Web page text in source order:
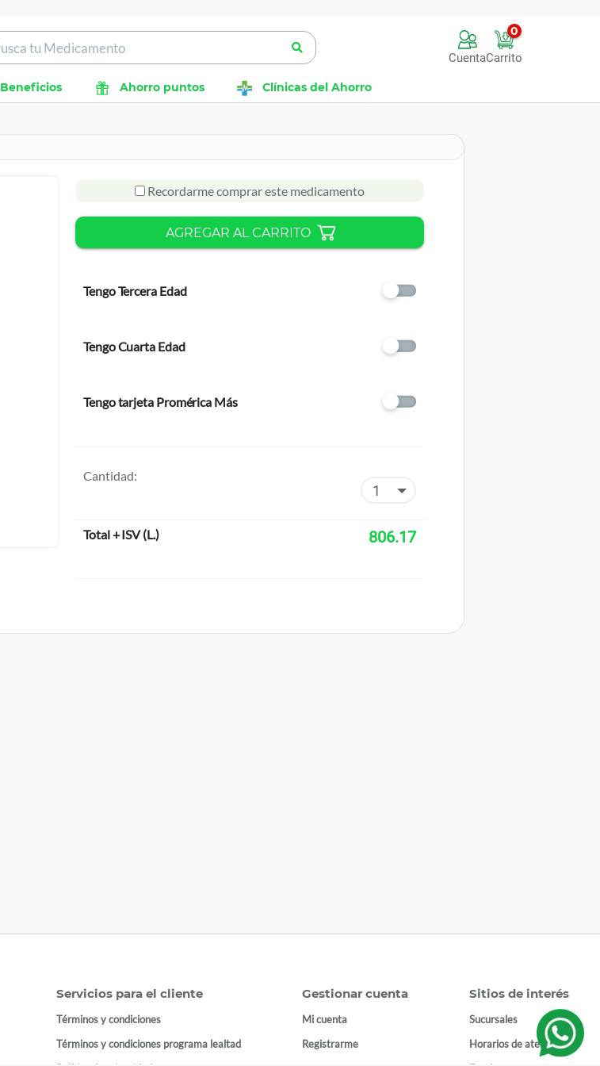
Cuenta
0
Carrito
Beneficios Ahorro puntos Clínicas del Ahorro
Recordarme comprar este medicamento
AGREGAR AL CARRITO
Tengo Tercera Edad
Tengo Cuarta Edad
Tengo tarjeta Promérica Más
Cantidad:
Total + ISV(L.) 806.17
Servicios para el cliente
Términos y condiciones
Términos y condiciones programa lealtad
Gestionar cuenta
Mi cuenta
Registrarme
Sitios de interés
Sucursales
Horarios de atención